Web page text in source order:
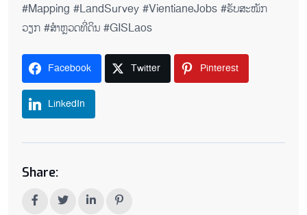
#Mapping #LandSurvey #VientianeJobs #ຮັບສະໝັກ
ວຽກ #ສຳຫຼວດທີ່ດິນ #GISLaos
Facebook Twitter Pinterest
LinkedIn
Share: